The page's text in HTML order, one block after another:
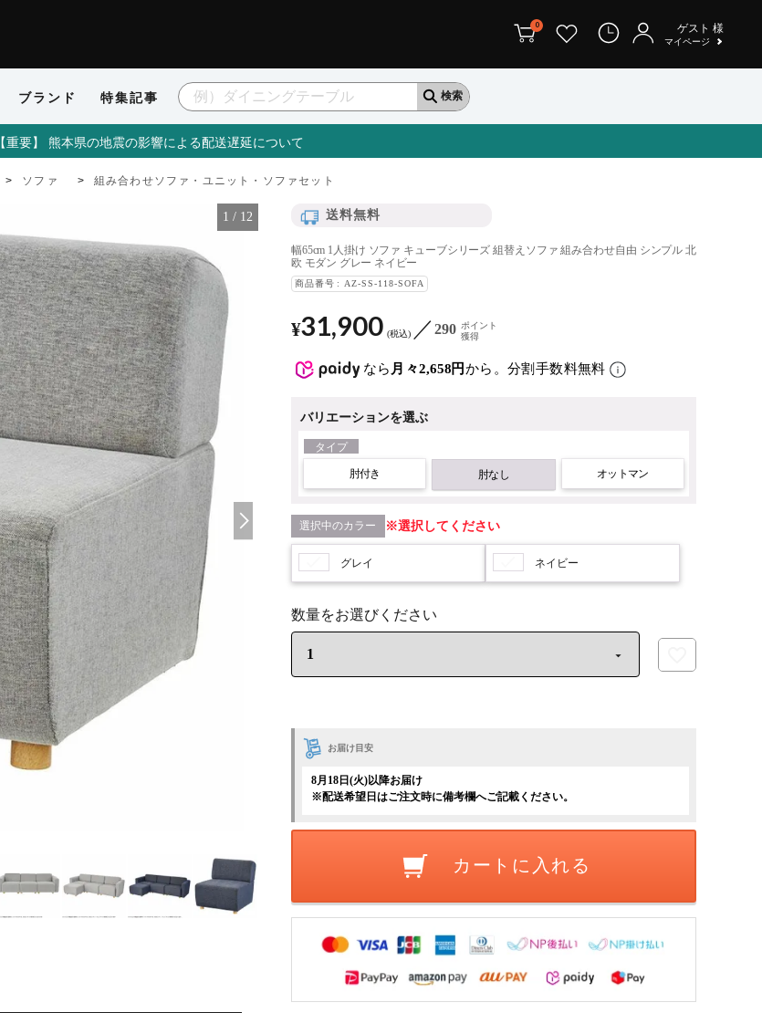
ブランド 特集記事
0 ゲスト 様
マイページ
【重要】 熊本県の地震の影響による配送遅延について
ソファ 組み合わせソファ・ユニット・ソファセット
1 / 12 送料無料
幅65cm 1人掛け ソファ キューブシリーズ 組替えソファ 組み合わせ自由 シンプル 北
欧 モダン グレー ネイビー
商品番号 AZ-SS-118-SOFA
なら 月々2,658円から。分割手数料無料
¥31,900 税込 290 ポイント
獲得
バリエーションを選ぶ
タイプ
肘付き 肘なし オットマン
お届け目安
8月18日(火)以降お届け
※配送希望日はご注文時に備考欄へご記載ください。
カラー 選択してください
グレイ ネイビー
カートに入れる